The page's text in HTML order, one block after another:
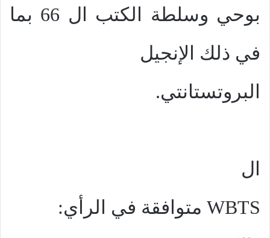
بوحي وسلطة الكتب ال 66 بما
في ذلك الإنجيل
البروتستانتي.
ال
WBTS متوافقة في الرأي: